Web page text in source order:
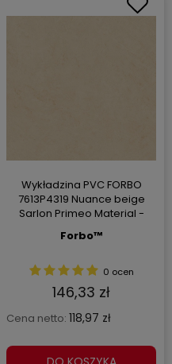
Wykładzina PVC FORBO
7613P4319 Nuance beige
Sarlon Primeo Material -
Forbo™
0 ocen
146,33 zł
Cena netto: 118,97 zł